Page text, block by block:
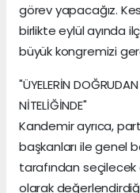
görev yapacağız.
birlikte eylül ayında
büyük kongremizi
"ÜYELERİN
NİTELİĞİNDE"
Kandemir ayrıca,
başkanları ile genel
tarafından seçilecek
olarak